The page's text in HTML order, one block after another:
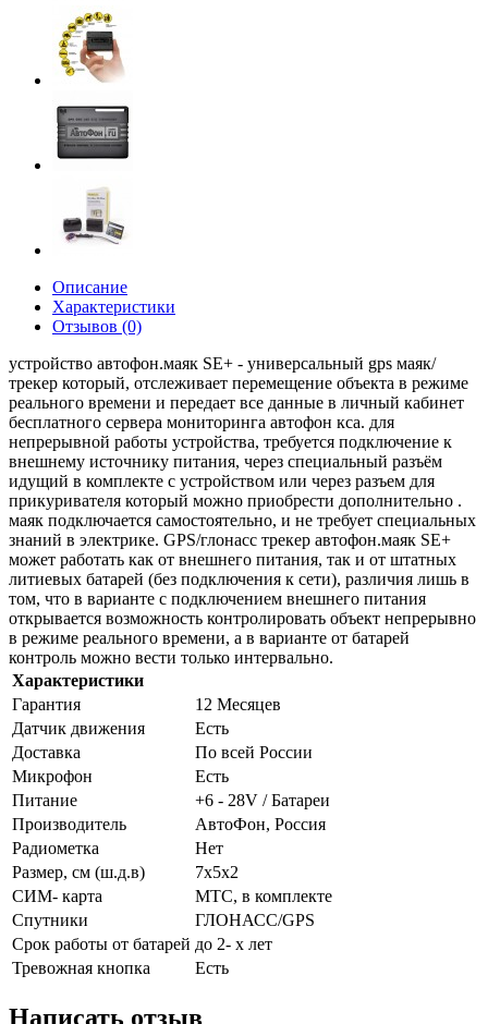
Описание
Характеристики
Отзывов (0)
устройство автофон.маяк SE+ - универсальный gps маяк/
трекер который, отслеживает перемещение объекта в режиме
реального времени и передает все данные в личный кабинет
бесплатного сервера мониторинга автофон кса. для
непрерывной работы устройства, требуется подключение к
внешнему источнику питания, через специальный разъём
идущий в комплекте с устройством или через разъем для
прикуривателя который можно приобрести дополнительно .
маяк подключается самостоятельно, и не требует специальных
знаний в электрике. GPS/глонасс трекер автофон.маяк SE+
может работать как от внешнего питания, так и от штатных
литиевых батарей (без подключения к сети), различия лишь в
том, что в варианте с подключением внешнего питания
открывается возможность контролировать объект непрерывно
в режиме реального времени, а в варианте от батарей
контроль можно вести только интервально.
Характеристики
Гарантия
12 Месяцев
Датчик движения
Есть
Доставка
По всей России
Микрофон
Есть
Питание
+6 - 28V / Батареи
Производитель
АвтоФон, Россия
Радиометка
Нет
Размер, см (ш.д.в)
7x5x2
СИМ- карта
МТС, в комплекте
Спутники
ГЛОНАСС/GPS
Срок работы от батарей до 2- х лет
Тревожная кнопка
Есть
Написать отзыв